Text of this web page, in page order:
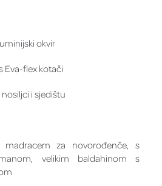
okvir
Eva-flex kotači
i sjedištu
za novorođenče, s
velikim baldahinom s